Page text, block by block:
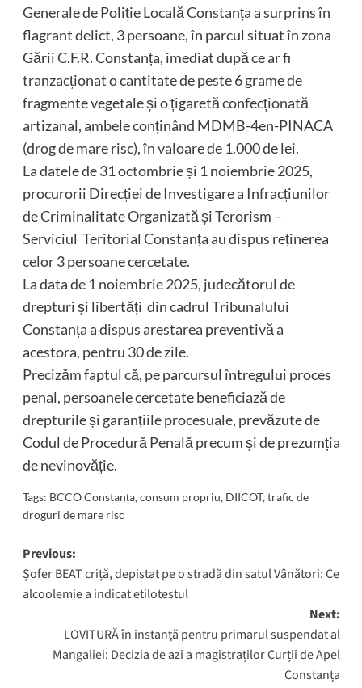
Generale de Poliție Locală Constanța a surprins în
flagrant delict, 3 persoane, în parcul situat în zona
Gării C.F.R. Constanța, imediat după ce ar fi
tranzacționat o cantitate de peste 6 grame de
fragmente vegetale și o țigaretă confecționată
artizanal, ambele conținând MDMB-4en-PINACA
(drog de mare risc), în valoare de 1.000 de lei.
La datele de 31 octombrie și 1 noiembrie 2025,
procurorii Direcției de Investigare a Infracțiunilor
de Criminalitate Organizată și Terorism –
Serviciul Teritorial Constanța au dispus reținerea
celor 3 persoane cercetate.
La data de 1 noiembrie 2025, judecătorul de
drepturi și libertăți din cadrul Tribunalului
Constanța a dispus arestarea preventivă a
acestora, pentru 30 de zile.
Precizăm faptul că, pe parcursul întregului proces
penal, persoanele cercetate beneficiază de
drepturile și garanțiile procesuale, prevăzute de
Codul de Procedură Penală precum și de prezumția
de nevinovăție.
Tags: BCCO Constanța,consum propriu, DIICOT,trafic de
droguri de mare risc
Post
navigation
Previous:
Șofer BEAT criță, depistat pe o stradă din satul Vânători: Ce
alcoolemie a indicat etilotestul
Next:
LOVITURĂ în instanță pentru primarul suspendat al
Mangaliei: Decizia de azi a magistraților Curții de Apel
Constanța